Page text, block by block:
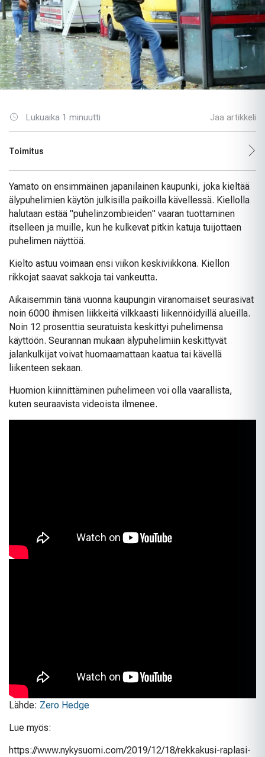
Lukuaika 1 minuutti Jaa artikkeli
Toimitus
Yamato on ensimmäinen japanilainen kaupunki, joka kieltää
älypuhelimien käytön julkisilla paikoilla kävellessä. Kiellolla
halutaan estää "puhelinzombieiden" vaaran tuottaminen
itselleen ja muille, kun he kulkevat pitkin katuja tuijottaen
puhelimen näyttöä.
Kielto astuu voimaan ensi viikon keskiviikkona. Kiellon
rikkojat saavat sakkoja tai vankeutta.
Aikaisemmin tänä vuonna kaupungin viranomaiset seurasivat
noin 6000 ihmisen liikkeitä vilkkaasti liikennöidyillä alueilla.
Noin 12 prosenttia seuratuista keskittyi puhelimensa
käyttöön. Seurannan mukaan älypuhelimiin keskittyvät
jalankulkijat voivat huomaamattaan kaatua tai kävellä
liikenteen sekaan.
Huomion kiinnittäminen puhelimeen voi olla vaarallista,
kuten seuraavista videoista ilmenee.
Lähde: Zero Hedge
Lue myös:
https://www.nykysuomi.com/2019/12/18/rekkakusi-raplasi-